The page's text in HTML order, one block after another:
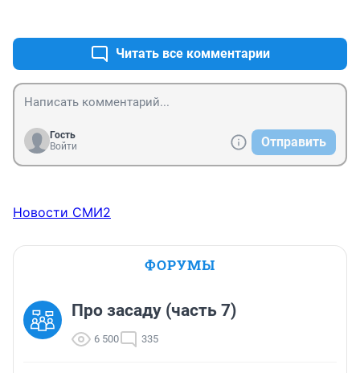
Читать все комментарии
Гость
Войти
Отправить
Новости СМИ2
ФОРУМЫ
Про засаду (часть 7)
6 500 335